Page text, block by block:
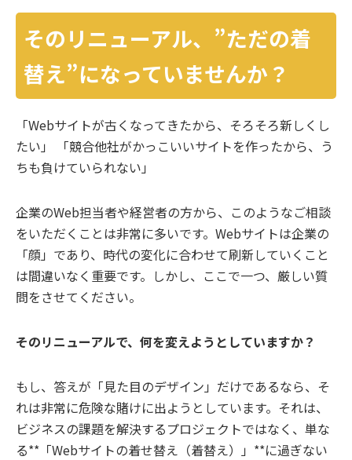
そのリニューアル、”ただの着
替え”になっていませんか？
「Webサイトが古くなってきたから、そろそろ新しくし
たい」 「競合他社がかっこいいサイトを作ったから、う
ちも負けていられない」
企業のWeb担当者や経営者の方から、このようなご相談
をいただくことは非常に多いです。Webサイトは企業の
「顔」であり、時代の変化に合わせて刷新していくこと
は間違いなく重要です。しかし、ここで一つ、厳しい質
問をさせてください。
そのリニューアルで、何を変えようとしていますか？
もし、答えが「見た目のデザイン」だけであるなら、そ
れは非常に危険な賭けに出ようとしています。それは、
ビジネスの課題を解決するプロジェクトではなく、単な
る**「Webサイトの着せ替え（着替え）」**に過ぎない